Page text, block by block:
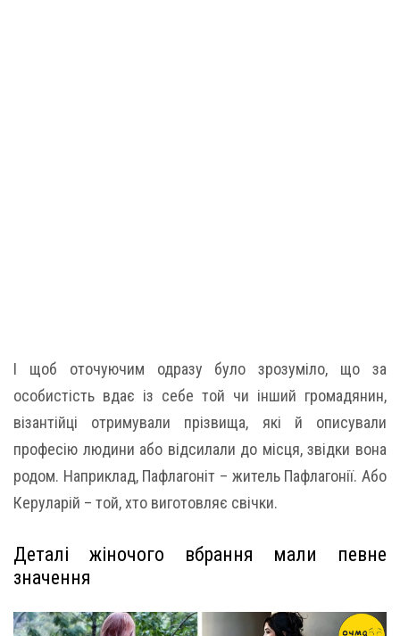
І щоб оточуючим одразу було зрозуміло, що за
особистість вдає із себе той чи інший громадянин,
візантійці отримували прізвища, які й описували
професію людини або відсилали до місця, звідки вона
родом. Наприклад, Пафлагоніт – житель Пафлагонії. Або
Керуларій – той, хто виготовляє свічки.
Деталі жіночого вбрання мали певне
значення